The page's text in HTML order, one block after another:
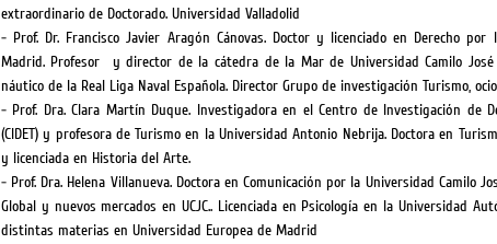
extraordinario de Doctorado. Universidad Valladolid
- Prof. Dr. Francisco Javier Aragón Cánovas. Doctor y licenciado en Derecho por
Madrid. Profesor y director de la cátedra de la Mar de Universidad Camilo
náutico de la Real Liga Naval Española. Director Grupo de investigación Turismo,
- Prof. Dra. Clara Martín Duque. Investigadora en el Centro de Investigación de
(CIDET) y profesora de Turismo en la Universidad Antonio Nebrija. Doctora en
y licenciada en Historia del Arte.
- Prof. Dra. Helena Villanueva. Doctora en Comunicación por la Universidad Camilo
Global y nuevos mercados en UCJC.. Licenciada en Psicología en la Universidad
distintas materias en Universidad Europea de Madrid